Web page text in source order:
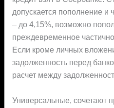
допускается пополнение и
– до 4,15%, возможно
преждевременное
Если кроме личных
задолженность перед
расчет между
Универсальные, сочетают